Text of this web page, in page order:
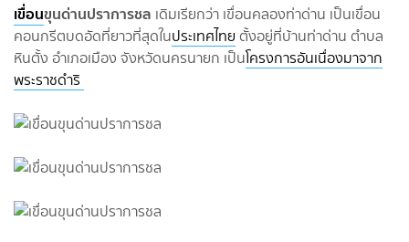
เขื่อนขุนด่านปราการชล เดิมเรียกว่า เขื่อนคลองท่าด่าน เป็นเขื่อน
คอนกรีตบดอัดที่ยาวที่สุดในประเทศไทย ตั้งอยู่ที่บ้านท่าด่าน ตำบล
หินตั้ง อำเภอเมือง จังหวัดนครนายก เป็นโครงการอันเนื่องมาจาก
พระราชดำริ